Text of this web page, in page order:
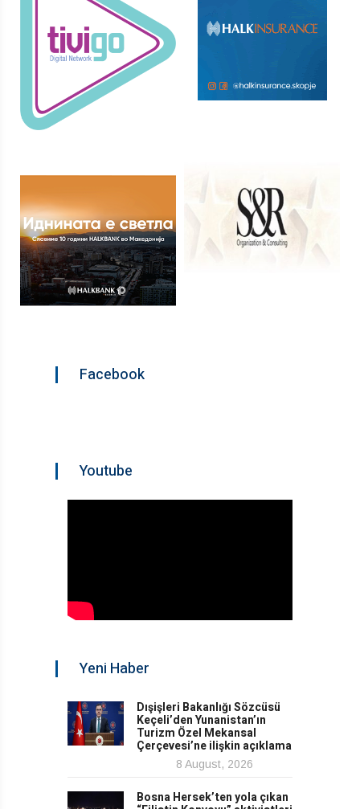
Facebook
Youtube
Yeni Haber
Dışişleri Bakanlığı Sözcüsü
Keçeli’den Yunanistan’ın
Turizm Özel Mekansal
Çerçevesi’ne ilişkin açıklama
8 August, 2026
Bosna Hersek’ten yola çıkan